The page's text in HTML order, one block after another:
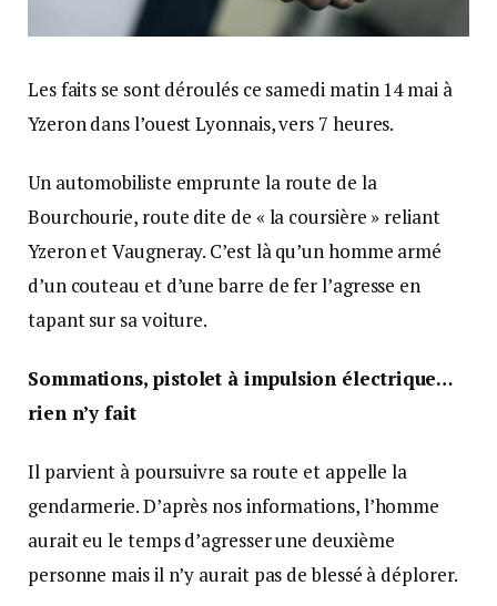
Les faits se sont déroulés ce samedi matin 14 mai à
Yzeron dans l’ouest Lyonnais, vers 7 heures.
Un automobiliste emprunte la route de la
Bourchourie, route dite de « la coursière » reliant
Yzeron et Vaugneray. C’est là qu’un homme armé
d’un couteau et d’une barre de fer l’agresse en
tapant sur sa voiture.
Sommations, pistolet à impulsion électrique…
rien n’y fait
Il parvient à poursuivre sa route et appelle la
gendarmerie. D’après nos informations, l’homme
aurait eu le temps d’agresser une deuxième
personne mais il n’y aurait pas de blessé à déplorer.